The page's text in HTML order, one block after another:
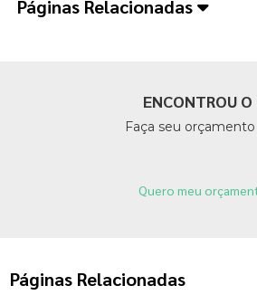
Páginas Relacionadas
ENCONTROU O
Faça seu
Quero meu
Páginas Relacionadas